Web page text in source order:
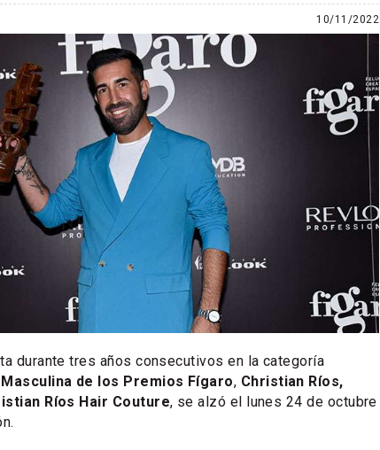
10/11/2022
durante tres años consecutivos en la categoría
de los Premios Fígaro, Christian Ríos,
Ríos Hair Couture, se alzó el lunes 24 de octubre